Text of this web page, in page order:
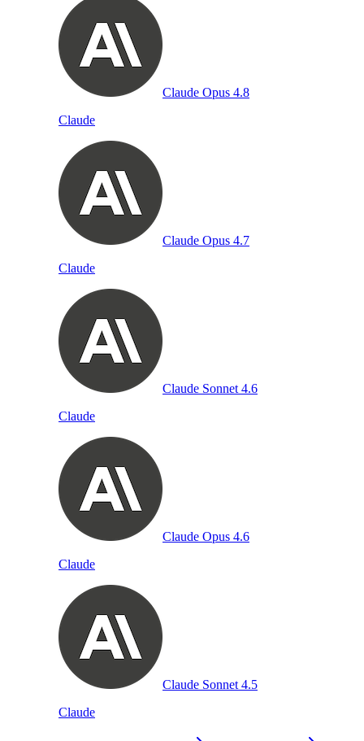
Claude Opus 4.8
Claude
Claude Opus 4.7
Claude
Claude Sonnet 4.6
Claude
Claude Opus 4.6
Claude
Claude Sonnet 4.5
Claude